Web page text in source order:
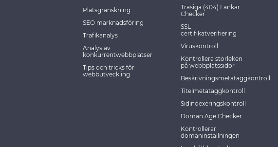
Platsgranskning
SEO marknadsföring
Trafikanalys
Analys av
konkurrentwebbplatser
Tips och tricks för
webbutveckling
Trasiga (404) Länkar
Checker
SSL-
certifikatverifiering
Viruskontroll
Kontrollera storleken
på webbplatssidor
Beskrivningsmetataggkontroll
Titelmetataggkontroll
Sidindexeringskontroll
Domän Age Checker
Kontrollerar
domäninställningen